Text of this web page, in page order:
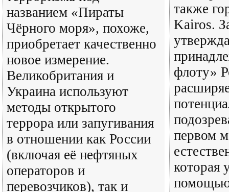
названием «Пираты
Чёрного моря», похоже,
приобретает качественно
новое измерение.
Великобритания и
Украина используют
методы открытого
террора или запугивания
в отношении как России
(включая её нефтяных
операторов и
перевозчиков), так и
также
Kairos.
флоту»
первом
которая